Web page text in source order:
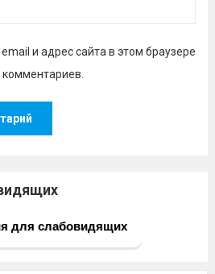
и адрес сайта в этом браузере
для слабовидящих